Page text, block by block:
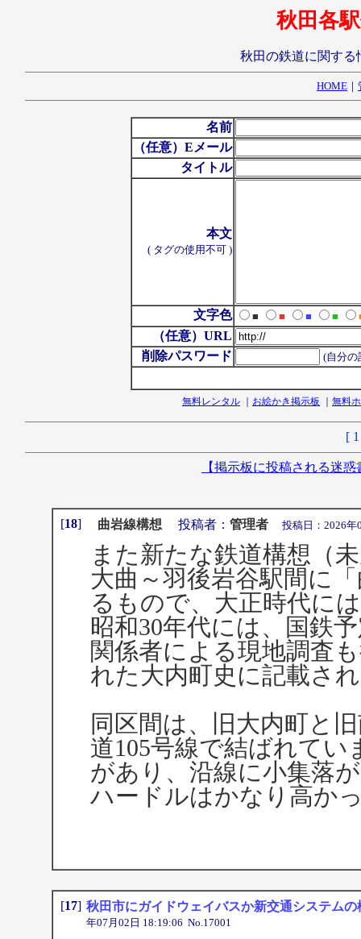
秋田各
秋田の鉄道に関する
HOME ｜
名前
（任意）Eメール
タイトル
本文
( タグの使用不可 )
文字色 ■ ■ ■ ■
（任意）URL
削除パスワード
(自分の
無料レンタル お絵かき掲示板 無料
[1
【掲示板に投稿される迷
[18] 曲岩線構想投稿者： 管理者 投稿日：2026年
また新たな鉄道構想（
大曲～羽後岩谷駅間に
るもので、大正時代に
昭和30年代には、国鉄
関係者による現地調査
れた大内町史に記載さ
同区間は、旧大内町と
道105号線で結ばれて
があり、沿線に小集落
ハードルはかなり高か
[17] 秋田市にガイドウェイバスか新交通システムの
年07月02日 18:19:06 No.17001